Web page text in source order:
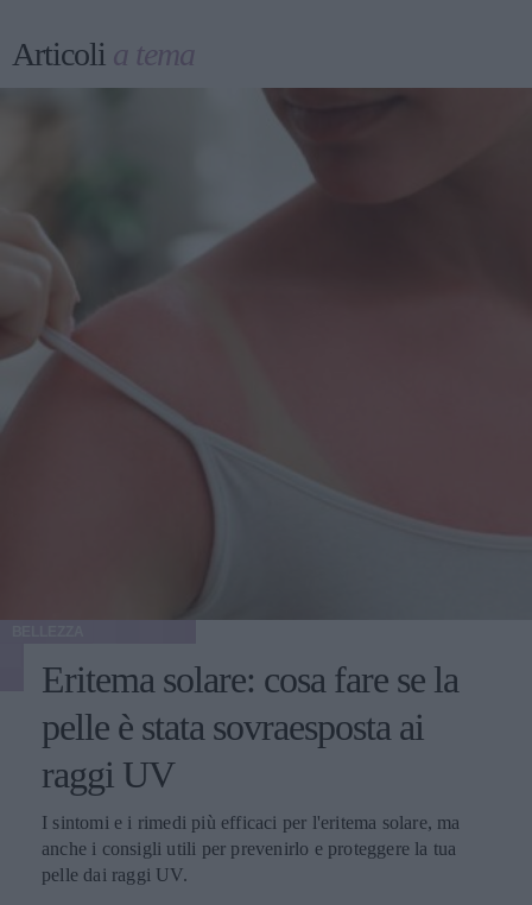
Articoli a tema
Eritema solare: cosa fare se la
pelle è stata sovraesposta ai
raggi UV
I sintomi e i rimedi più efficaci per l'eritema solare, ma
anche i consigli utili per prevenirlo e proteggere la tua
pelle dai raggi UV.